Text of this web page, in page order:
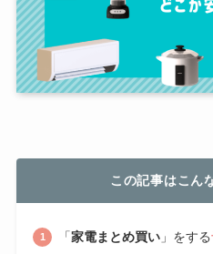
この記事はこん
「家電まとめ買い」をする